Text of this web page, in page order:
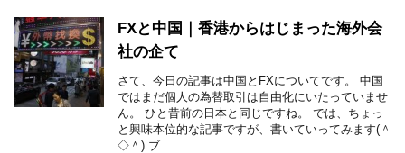
FXと中国｜香港からはじまった海外会
社の企て
さて、今日の記事は中国とFXについてです。 中国
ではまだ個人の為替取引は自由化にいたっていませ
ん。 ひと昔前の日本と同じですね。 では、ちょっ
と興味本位的な記事ですが、書いていってみます(＾
◇＾) ブ ...